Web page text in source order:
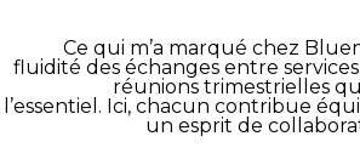
Ce qui m’a marqué chez
fluidité des échanges entre
réunions trimestrielles
l’essentiel. Ici, chacun contribue
un esprit de